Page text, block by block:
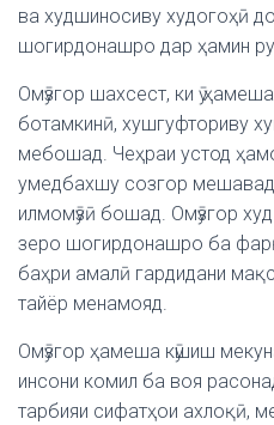
ва худшиносиву худогоҳӣ
шогирдонашро дар ҳамин
Омӯзгор шахсест, ки ӯ
ботамкинӣ, хушгуфториву
мебошад. Чеҳраи устод
умедбахшу созгор
илмомӯзӣ бошад. Омӯзгор
зеро шогирдонашро ба
баҳри амалӣ гардидани
тайёр менамояд.
Омӯзгор ҳамеша кӯшиш
инсони комил ба воя
тарбияи сифатҳои ахлоқӣ,